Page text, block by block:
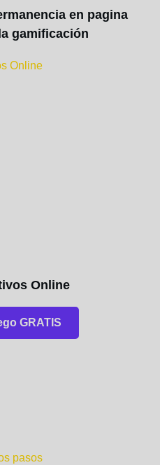
en pagina
gamificación
Online
GRATIS
pasos